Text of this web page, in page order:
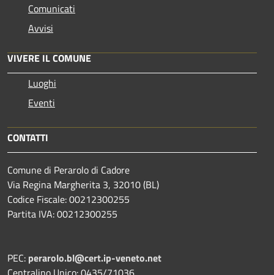
Comunicati
Avvisi
VIVERE IL COMUNE
Luoghi
Eventi
CONTATTI
Comune di Perarolo di Cadore
Via Regina Margherita 3, 32010 (BL)
Codice Fiscale: 00212300255
Partita IVA: 00212300255
PEC: perarolo.bl@cert.ip-veneto.net